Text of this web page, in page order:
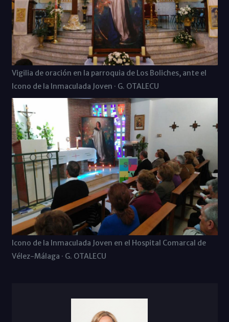
Vigilia de oración en la parroquia de Los Boliches, ante el
Icono de la Inmaculada Joven · G. OTALECU
Icono de la Inmaculada Joven en el Hospital Comarcal de
Vélez-Málaga · G. OTALECU